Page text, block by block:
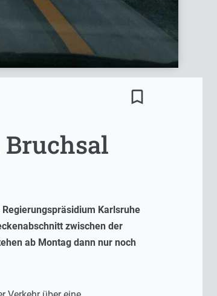
bookmark_border
Karlsruhe
zwischen der
ab Montag dann nur noch